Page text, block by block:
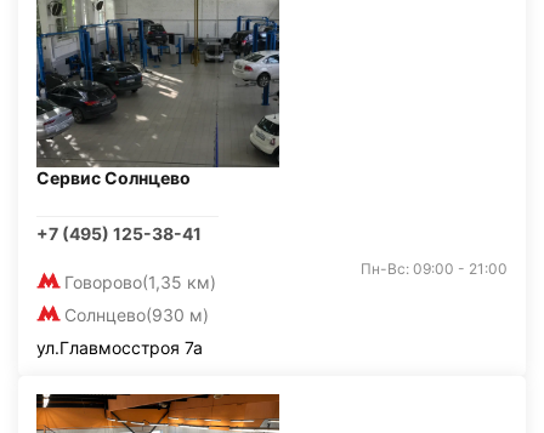
Сервис Солнцево
+7 (495) 125-38-41
Говорово(1,35 км)
Солнцево(930 м)
Пн-Вс: 09:00 - 21:00
ул.Главмосстроя 7а